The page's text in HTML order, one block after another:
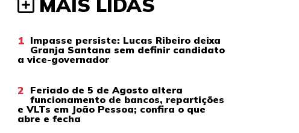
MAIS LIDAS
1 Impasse persiste: Lucas Ribeiro deixa
Granja Santana sem definir candidato
a vice-governador
2 Feriado de 5 de Agosto altera
funcionamento de bancos, repartições
e VLTs em João Pessoa; confira o que
abre e fecha